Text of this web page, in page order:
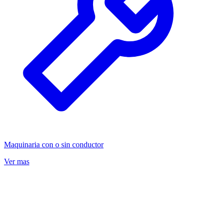
Maquinaria con o sin conductor
Ver mas